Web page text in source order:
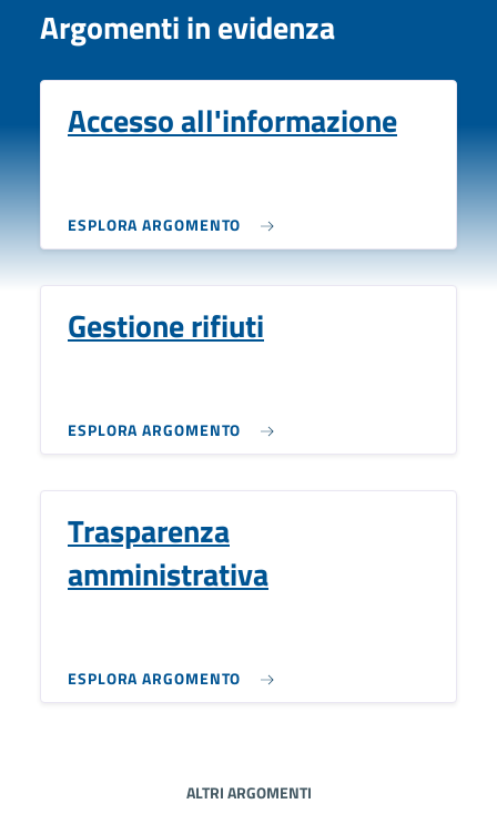
Argomenti in evidenza
Accesso all'informazione
ESPLORA ARGOMENTO
Gestione rifiuti
ESPLORA ARGOMENTO
Trasparenza
amministrativa
ESPLORA ARGOMENTO
ALTRI ARGOMENTI